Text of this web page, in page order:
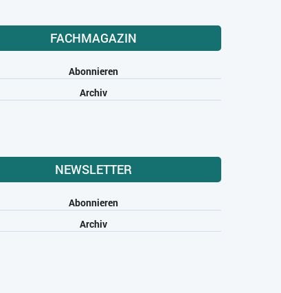
FACHMAGAZIN
Abonnieren
Archiv
NEWSLETTER
Abonnieren
Archiv